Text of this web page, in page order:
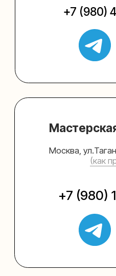
О нас
Каталог
Упаковать подарок
В личный кабинет